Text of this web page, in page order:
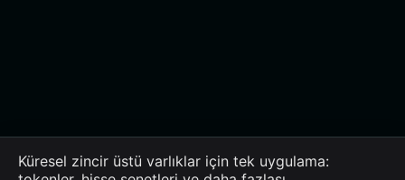
Küresel zincir üstü varlıklar için tek uygulama: